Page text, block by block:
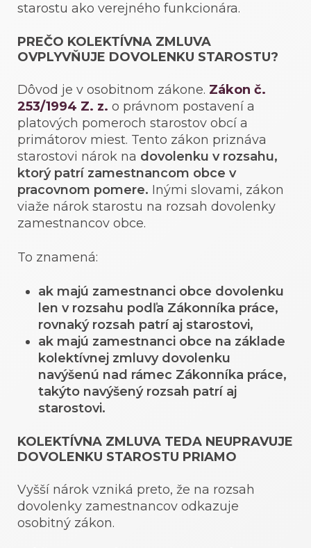
starostu ako verejného funkcionára.
PREČO KOLEKTÍVNA ZMLUVA
OVPLYVŇUJE DOVOLENKU STAROSTU?
Dôvod je v osobitnom zákone. Zákon č.
253/1994 Z. z. o právnom postavení a
platových pomeroch starostov obcí a
primátorov miest. Tento zákon priznáva
starostovi nárok na dovolenku v rozsahu,
ktorý patrí zamestnancom obce v
pracovnom pomere. Inými slovami, zákon
viaže nárok starostu na rozsah dovolenky
zamestnancov obce.
To znamená:
ak majú zamestnanci obce dovolenku
len v rozsahu podľa Zákonníka práce,
rovnaký rozsah patrí aj starostovi,
ak majú zamestnanci obce na základe
kolektívnej zmluvy dovolenku
navýšenú nad rámec Zákonníka práce,
takýto navýšený rozsah patrí aj
starostovi.
KOLEKTÍVNA ZMLUVA TEDA NEUPRAVUJE
DOVOLENKU STAROSTU PRIAMO
Vyšší nárok vzniká preto, že na rozsah
dovolenky zamestnancov odkazuje
osobitný zákon.